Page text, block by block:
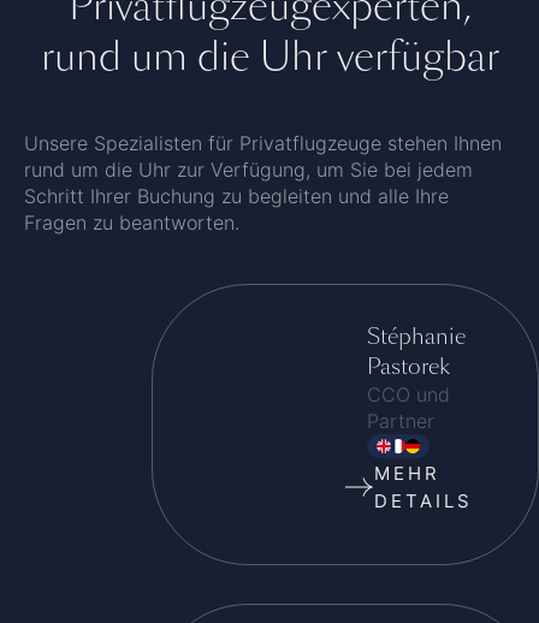
rund um die Uhr verfügbar
Unsere Spezialisten für Privatflugzeuge stehen Ihnen
rund um die Uhr zur Verfügung, um Sie bei jedem
Schritt Ihrer Buchung zu begleiten und alle Ihre
Fragen zu beantworten.
Stéphanie
Pastorek
CCO und
Partner
MEHR
DETAILS